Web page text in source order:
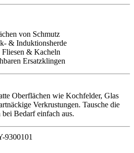
von Schmutz
& Induktionsherde
& Kacheln
Ersatzklingen
Oberflächen wie Kochfelder, Glas
Verkrustungen. Tausche die
Bedarf einfach aus.
9300101